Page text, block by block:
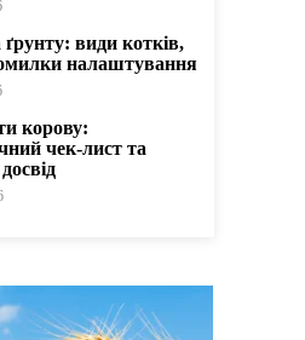
види котків,
налаштування
корову:
чек-лист та